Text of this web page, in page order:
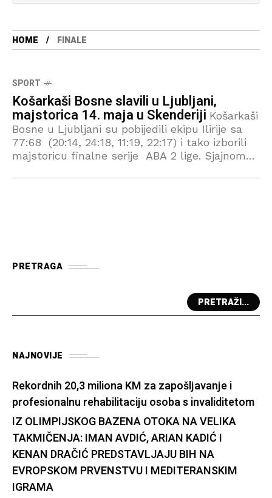
HOME FINALE
SPORT
Košarkaši Bosne slavili u Ljubljani,
majstorica 14. maja u Skenderiji Košarkaši
Bosne u Ljubljani su pobijedili ekipu Ilirije sa
77:68 (20:14, 24:18, 11:19, 22:17) i tako izborili
majstoricu finalne serije ABA 2 lige. Sjajnom
PRETRAGA
PRETRAŽI...
NAJNOVIJE
Rekordnih 20,3 miliona KM za zapošljavanje i
profesionalnu rehabilitaciju osoba s invaliditetom
IZ OLIMPIJSKOG BAZENA OTOKA NA VELIKA
TAKMIČENJA: IMAN AVDIĆ, ARIAN KADIĆ I
KENAN DRAČIĆ PREDSTAVLJAJU BIH NA
EVROPSKOM PRVENSTVU I MEDITERANSKIM
IGRAMA